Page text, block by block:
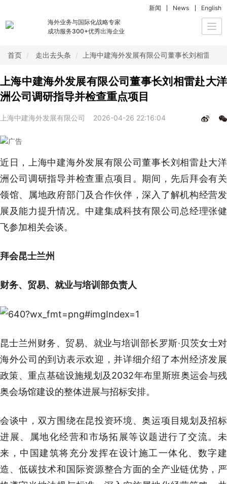
海外业务与国际化战略专家
成功服务300+优秀出海企业
新闻 News English
首页 走出去头条 上海中建海外发展有限公司董事长刘相雷赴
上海中建海外发展有限公司董事长刘相雷赴大洋
洲公司调研指导并检查重点项目
上海中建海外发展有限公司 2026-04-26 22:16:04
近日，上海中建海外发展有限公司董事长刘相雷赴大洋
洲公司调研指导并检查重点项目。期间，先后拜会有关
领馆、属地政府部门及合作伙伴，深入了解机构经营发
展及能力提升情况。中建集成科技有限公司总经理张健
飞参加相关会谈。
拜会昆士兰州
财务、贸易、就业与培训部负责人
昆士兰州财务、贸易、就业与培训部长罗斯·贝茨女士对
海外公司的到访表示欢迎，并详细介绍了本州经济发展
政策、重点基础设施规划及2032年布里斯班奥运会与残
奥会场馆建设的整体进展与招标安排。
会谈中，双方围绕在昆投资环境、奥运项目规划及招标
进展、属地化经营和市场拓展等议题进行了交流。未
来，中国建筑将充分发挥在设计施工一体化、数字建
造、低碳技术和国际资源整合方面的全产业链优势，严